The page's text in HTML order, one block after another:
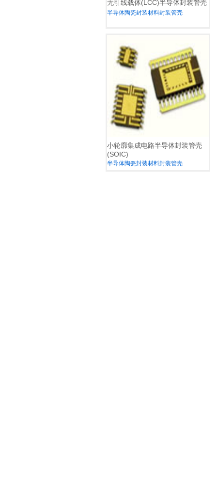
无引线载体(LCC)半导体封装管壳
半导体陶瓷封装材料封装管壳
小轮廓集成电路半导体封装管壳
(SOIC)
半导体陶瓷封装材料封装管壳